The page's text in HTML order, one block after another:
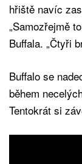
hřiště navíc
„Samozřejmě
Buffala. „Čtyři
Buffalo se
během
Tentokrát si